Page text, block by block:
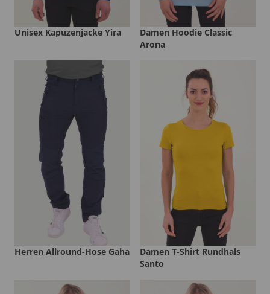
Unisex Kapuzenjacke Yira
Damen Hoodie Classic
Arona
Herren Allround-Hose Gaha
Damen T-Shirt Rundhals
Santo